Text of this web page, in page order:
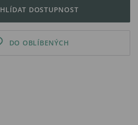
HLÍDAT DOSTUPNOST
DO OBLÍBENÝCH